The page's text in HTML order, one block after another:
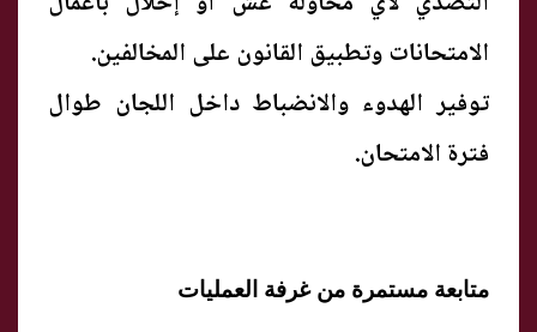
الامتحانات وتطبيق القانون على المخالفين.
توفير الهدوء والانضباط داخل اللجان طوال
فترة الامتحان.
متابعة مستمرة من غرفة العمليات